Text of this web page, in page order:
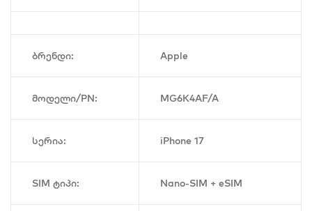
ბრენდი: Apple
მოდელი/PN: MG6K4AF/A
სერია: iPhone 17
SIM ტიპი: Nano-SIM + eSIM